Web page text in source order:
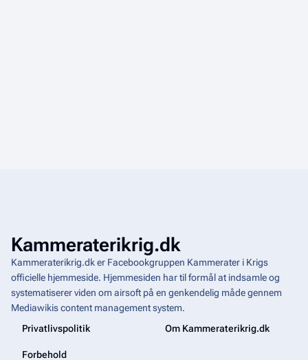
Kammeraterikrig.dk
Kammeraterikrig.dk er Facebookgruppen Kammerater i Krigs
officielle hjemmeside. Hjemmesiden har til formål at indsamle og
systematiserer viden om airsoft på en genkendelig måde gennem
Mediawikiscontent management system.
Privatlivspolitik
Om Kammeraterikrig.dk
Forbehold